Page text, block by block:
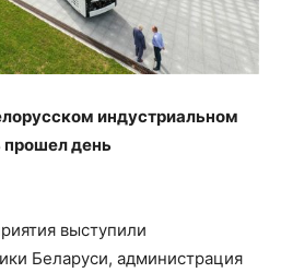
индустриальном
прошел день
выступили
Беларуси, администрация